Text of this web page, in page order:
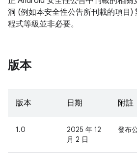
洞 (例如本安全性公告所刊載的項目)
程式等級並非必要。
版本
版本 日期 附註
1.0
2025 年 12
月 2 日
發布